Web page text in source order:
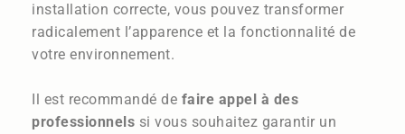
installation correcte, vous pouvez transformer
radicalement l’apparence et la fonctionnalité de
votre environnement.
Il est recommandé de faire appel à des
professionnels si vous souhaitez garantir un